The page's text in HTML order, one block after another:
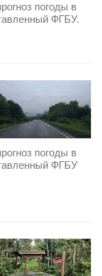
погоды в
ФГБУ.
погоды в
ФГБУ